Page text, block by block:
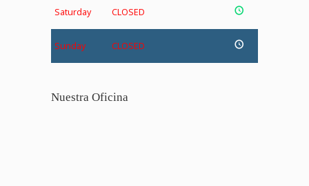
Saturday CLOSED
Sunday CLOSED
Nuestra Oficina